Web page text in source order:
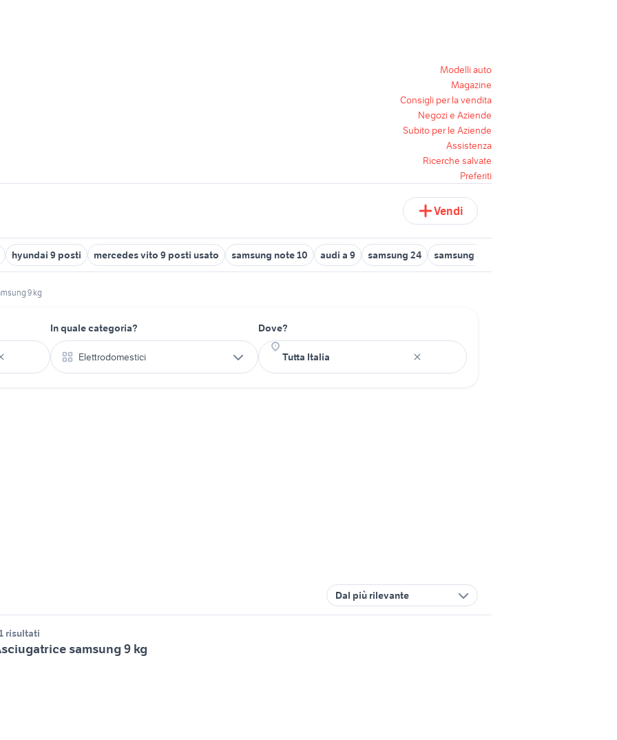
Modelli auto
Magazine
Consigli per la vendita
Negozi e Aziende
Subito per le Aziende
Assistenza
Ricerche salvate
Preferiti
Vendi
hyundai 9 posti mercedes vito 9 posti usato samsung note 10 audi a 9 samsung 24 samsung a9
9 kg
In quale categoria?
Elettrodomestici
Dove?
Dal più rilevante
risultati
samsung 9 kg